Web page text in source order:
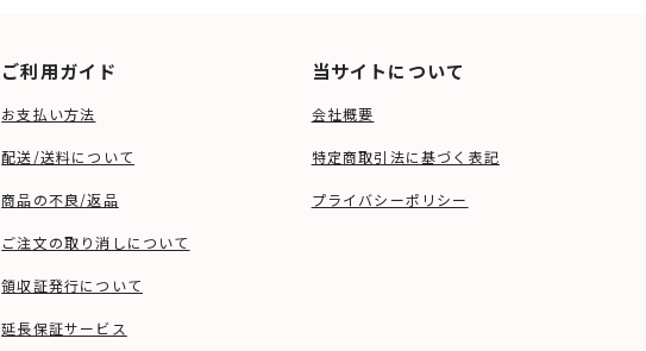
ご利用ガイド
お支払い方法
配送/送料について
商品の不良/返品
ご注文の取り消しについて
領収証発行について
延長保証サービス
当サイトについて
会社概要
特定商取引法に基づく表記
プライバシーポリシー